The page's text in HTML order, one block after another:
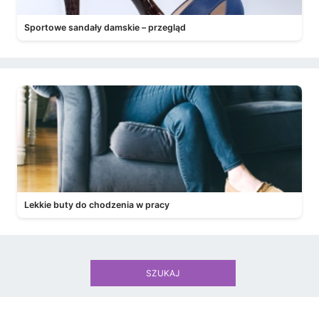
Sportowe sandały damskie – przegląd
Lekkie buty do chodzenia w pracy
SZUKAJ